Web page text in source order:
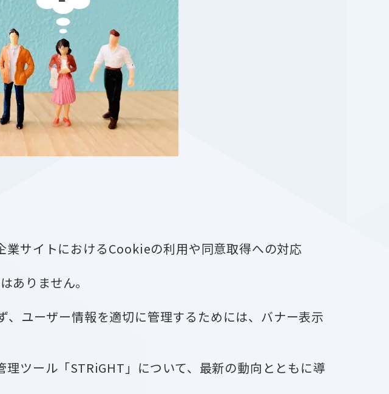
サイトにおけるCookieの利用や同意取得への対応
ありません。
ユーザー情報を適切に管理するためには、バナー表示
ツール「STRiGHT」について、最新の動向とともに導